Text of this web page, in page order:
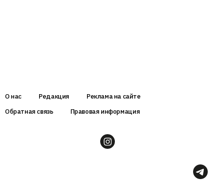
О нас Редакция
Реклама на сайте
Обратная связь
Правовая информация